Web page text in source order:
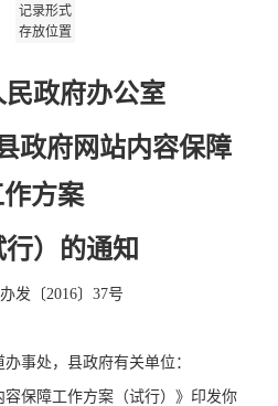
记录形式
存放位置
民政府办公室
政府网站内容保障
方案
行）的通知
发〔2016〕37号
事处，县政府有关单位：
容保障工作方案（试行）》印发你